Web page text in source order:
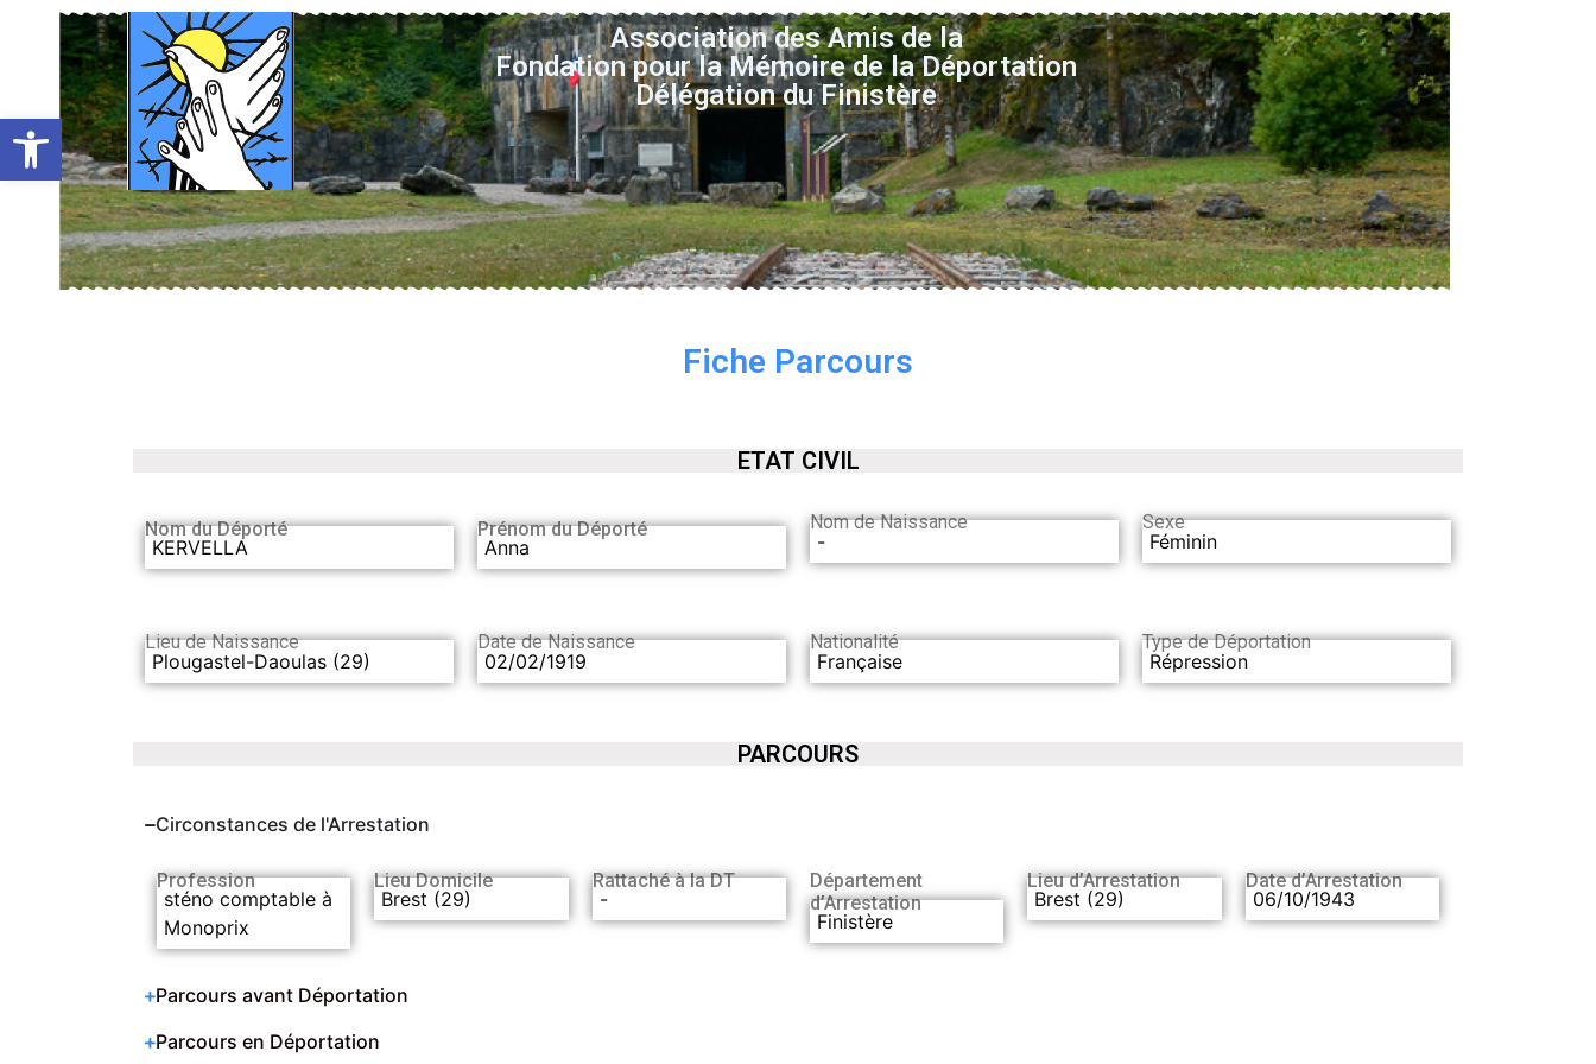
Ouvrir la barre d’outils
Association des Amis de la
Fondation pour la Mémoire de la Déportation
Délégation du Finistère
Fiche Parcours
ETAT CIVIL
Nom du Déporté
KERVELLA
Prénom du Déporté
Anna
Nom de Naissance
-
Sexe
Féminin
Lieu de Naissance
Plougastel-Daoulas (29)
Date de Naissance
02/02/1919
Nationalité
Française
Type de Déportation
Répression
PARCOURS
Circonstances de l'Arrestation
Profession
sténo comptable à
Monoprix
Lieu Domicile
Brest (29)
Rattaché à la DT
-
Département
d’Arrestation
Finistère
Lieu d’Arrestation
Brest (29)
Date d’Arrestation
06/10/1943
Parcours avant Déportation
Parcours en Déportation